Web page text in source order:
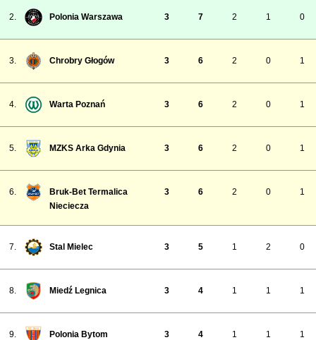
2. Polonia Warszawa 3 7 2 1 0
3. Chrobry Głogów 3 6 2 0 1
4. Warta Poznań 3 6 2 0 1
5. MZKS Arka Gdynia 3 6 2 0 1
6.
Bruk-Bet Termalica
Nieciecza
3 6 2 0 1
7. Stal Mielec 3 5 1 2 0
8. Miedź Legnica 3 4 1 1 1
9. Polonia Bytom 3 4 1 1 1